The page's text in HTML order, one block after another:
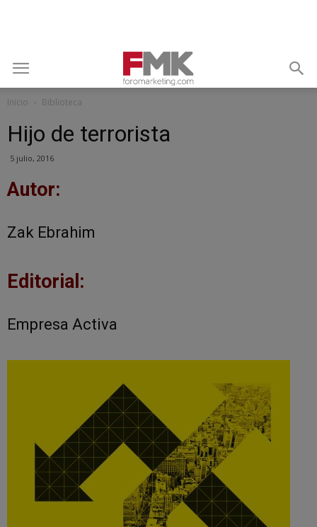
Inicio Biblioteca
Hijo de terrorista
5 julio, 2016
Autor:
Zak Ebrahim
Editorial:
Empresa Activa